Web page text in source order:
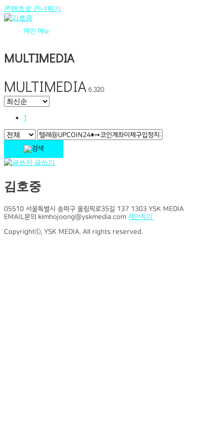
콘텐츠로 건너뛰기
메인 메뉴
MULTIMEDIA
MULTIMEDIA 6,320
1
글쓰기
김호중
05510 서울특별시 송파구 올림픽로35길 137 1303 YSK MEDIA
EMAIL문의 kimhojoong@yskmedia.com 제안하기
Copyrightⓒ, YSK MEDIA. All rights reserved.